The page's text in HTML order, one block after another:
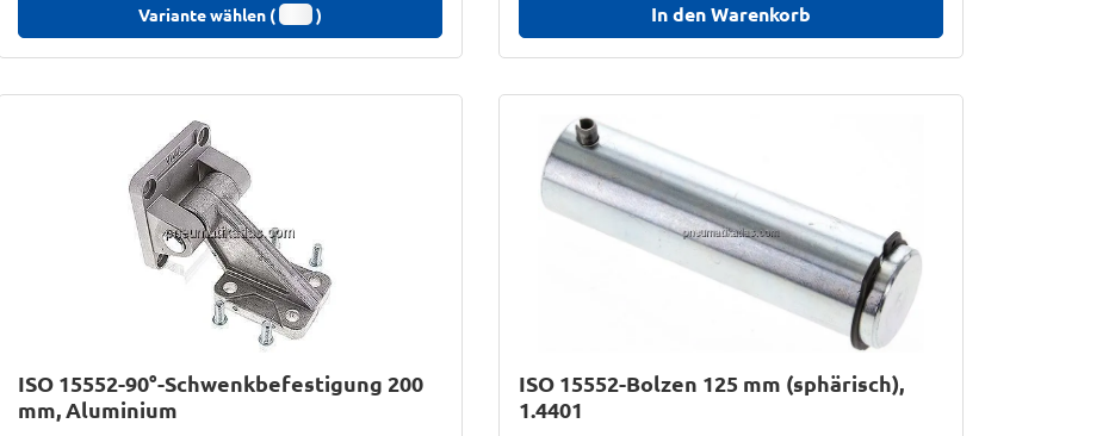
Variante wählen ( ) In den Warenkorb
ISO 15552-90°-Schwenkbefestigung 200
mm, Aluminium
ISO 15552-Bolzen 125 mm (sphärisch),
1.4401